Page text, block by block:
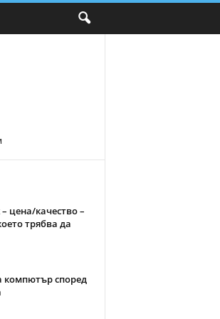
– цена/качество –
трябва да
компютър според